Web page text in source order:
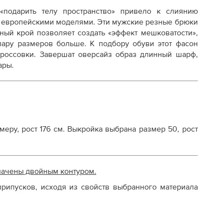
телу пространство» привело к слиянию
моделями. Эти мужские резные брюки
крой позволяет создать «эффект мешковатости»,
размеров больше. К подбору обуви этот фасон
Завершат оверсайз образ длинный шарф,
рост 176 см. Выкройка выбрана размер 50, рост
двойным контуром.
исходя из свойств выбранного материала